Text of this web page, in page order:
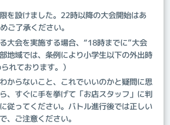
を設けました。22時以降の大会開始はあ
ご了承ください。
大会を実施する場合、“18時までに”大会
地域では、条例により小学生以下の外出時
れております。）
からないこと、これでいいのかと疑問に思
、すぐに手を挙げて「お店スタッフ」に判
従ってください。バトル進行後では正しい
、ご注意ください。